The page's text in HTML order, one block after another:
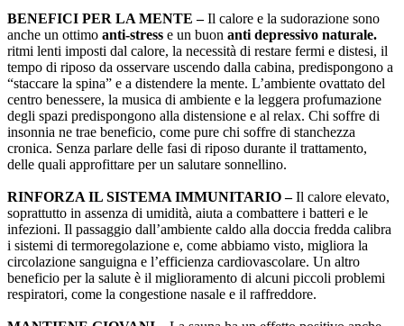
BENEFICI PER LA MENTE –Il calore e la sudorazione sono
anche un ottimo anti-stress e un buon anti depressivo naturale.
ritmi lenti imposti dal calore, la necessità di restare fermi e distesi, il
tempo di riposo da osservare uscendo dalla cabina, predispongono a
“staccare la spina” e a distendere la mente. L’ambiente ovattato del
centro benessere, la musica di ambiente e la leggera profumazione
degli spazi predispongono alla distensione e al relax. Chi soffre di
insonnia ne trae beneficio, come pure chi soffre di stanchezza
cronica. Senza parlare delle fasi di riposo durante il trattamento,
delle quali approfittare per un salutare sonnellino.
RINFORZA IL SISTEMA IMMUNITARIO –Il calore elevato,
soprattutto in assenza di umidità, aiuta a combattere i batteri e le
infezioni. Il passaggio dall’ambiente caldo alla doccia fredda calibra
i sistemi di termoregolazione e, come abbiamo visto, migliora la
circolazione sanguigna e l’efficienza cardiovascolare. Un altro
beneficio per la salute è il miglioramento di alcuni piccoli problemi
respiratori, come la congestione nasale e il raffreddore.